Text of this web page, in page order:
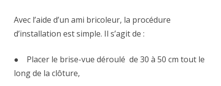
Avec l’aide d’un ami bricoleur, la procédure
d’installation est simple. Il s’agit de :
● Placer le brise-vue déroulé de 30 à 50 cm tout le
long de la clôture,